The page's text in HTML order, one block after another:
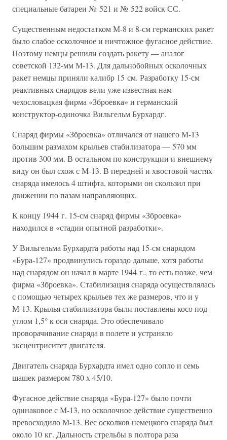
специальные батареи № 521 и № 522 войск СС.
Существенным недостатком М-8 и 8-см германских ракет
было слабое осколочное и ничтожное фугасное действие.
Поэтому немцы решили создать ракету — аналог
советской 132-мм М-13. Для дальнобойных осколочных
ракет немцы приняли калибр 15 см. Разработку 15-см
реактивных снарядов вели уже известная нам
чехословацкая фирма «Зброевка» и германский
конструктор-одиночка Вильгельм Бурхардг.
Снаряд фирмы «Зброевка» отличался от нашего М-13
большим размахом крыльев стабилизатора — 570 мм
против 300 мм. В остальном по конструкции и внешнему
виду он был схож с М-13. В передней и хвостовой частях
снаряда имелось 4 штифта, которыми он скользил при
движении по пазам направляющих.
К концу 1944 г. 15-см снаряд фирмы «Зброевка»
находился в «стадии опытной разработки».
У Вильгельма Бурхардта работы над 15-см снарядом
«Бура-127» продвинулись гораздо дальше, хотя работы
над снарядом он начал в марте 1944 г., то есть позже, чем
фирма «Зброевка». Стабилизация снаряда осуществлялась
с помощью четырех крыльев тех же размеров, что и у
М-13. Крылья стабилизатора были поставлены косо под
углом 1,5° к оси снаряда. Это обеспечивало
проворачивание снаряда в полете и устраняло
эксцентриситет двигателя.
Двигатель снаряда Бурхардта имел одно сопло и семь
шашек размером 780 х 45/10.
Фугасное действие снаряда «Бура-127» было почти
одинаковое с М-13, но осколочное действие существенно
превосходило М-13. Вес осколков немецкого снаряда был
около 10 кг. Дальность стрельбы в полтора раза